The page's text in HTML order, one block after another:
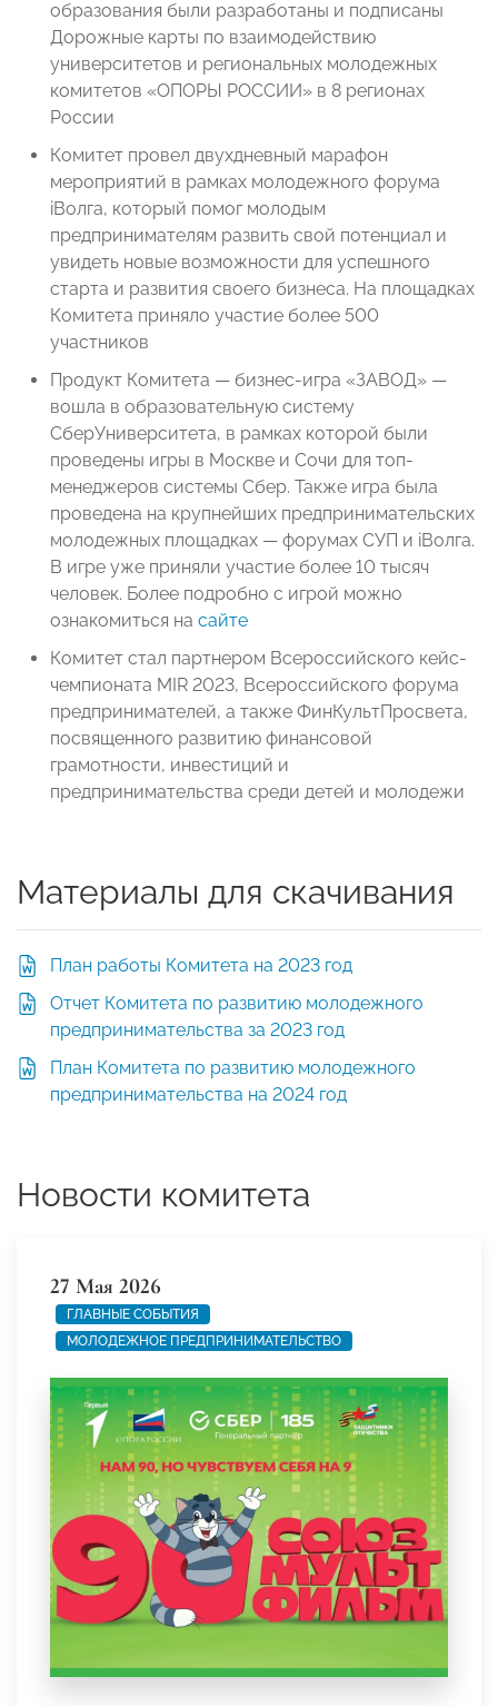
образования были разработаны и подписаны
Дорожные карты по взаимодействию
университетов и региональных молодежных
комитетов «ОПОРЫ РОССИИ» в 8 регионах
России
Комитет провел двухдневный марафон
мероприятий в рамках молодежного форума
iВолга, который помог молодым
предпринимателям развить свой потенциал и
увидеть новые возможности для успешного
старта и развития своего бизнеса. На площадках
Комитета приняло участие более 500
участников
Продукт Комитета — бизнес-игра «ЗАВОД» —
вошла в образовательную систему
СберУниверситета, в рамках которой были
проведены игры в Москве и Сочи для топ-
менеджеров системы Сбер. Также игра была
проведена на крупнейших предпринимательских
молодежных площадках — форумах СУП и iВолга.
В игре уже приняли участие более 10 тысяч
человек. Более подробно с игрой можно
ознакомиться на сайте
Комитет стал партнером Всероссийского кейс-
чемпионата MIR 2023, Всероссийского форума
предпринимателей, а также ФинКультПросвета,
посвященного развитию финансовой
грамотности, инвестиций и
предпринимательства среди детей и молодежи
Материалы для скачивания
План работы Комитета на 2023 год
Отчет Комитета по развитию молодежного
предпринимательства за 2023 год
План Комитета по развитию молодежного
предпринимательства на 2024 год
Новости комитета
27 Мая 2026
ГЛАВНЫЕ СОБЫТИЯ
МОЛОДЕЖНОЕ ПРЕДПРИНИМАТЕЛЬСТВО